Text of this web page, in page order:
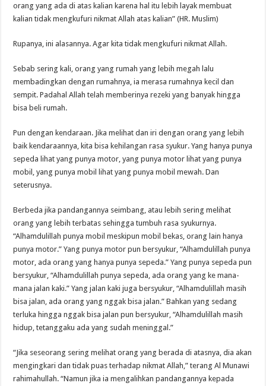
orang yang ada di atas kalian karena hal itu lebih layak membuat
kalian tidak mengkufuri nikmat Allah atas kalian” (HR. Muslim)
Rupanya, ini alasannya. Agar kita tidak mengkufuri nikmat Allah.
Sebab sering kali, orang yang rumah yang lebih megah lalu
membadingkan dengan rumahnya, ia merasa rumahnya kecil dan
sempit. Padahal Allah telah memberinya rezeki yang banyak hingga
bisa beli rumah.
Pun dengan kendaraan. Jika melihat dan iri dengan orang yang lebih
baik kendaraannya, kita bisa kehilangan rasa syukur. Yang hanya punya
sepeda lihat yang punya motor, yang punya motor lihat yang punya
mobil, yang punya mobil lihat yang punya mobil mewah. Dan
seterusnya.
Berbeda jika pandangannya seimbang, atau lebih sering melihat
orang yang lebih terbatas sehingga tumbuh rasa syukurnya.
“Alhamdulillah punya mobil meskipun mobil bekas, orang lain hanya
punya motor.” Yang punya motor pun bersyukur, “Alhamdulillah punya
motor, ada orang yang hanya punya sepeda.” Yang punya sepeda pun
bersyukur, “Alhamdulillah punya sepeda, ada orang yang ke mana-
mana jalan kaki.” Yang jalan kaki juga bersyukur, “Alhamdulillah masih
bisa jalan, ada orang yang nggak bisa jalan.” Bahkan yang sedang
terluka hingga nggak bisa jalan pun bersyukur, “Alhamdulillah masih
hidup, tetanggaku ada yang sudah meninggal.”
“Jika seseorang sering melihat orang yang berada di atasnya, dia akan
mengingkari dan tidak puas terhadap nikmat Allah,” terang Al Munawi
rahimahullah. “Namun jika ia mengalihkan pandangannya kepada